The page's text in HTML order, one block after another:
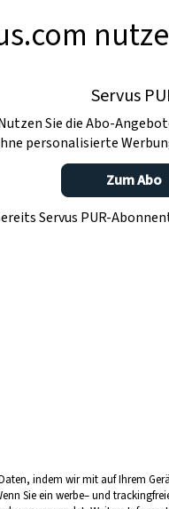
Enden befreit
Servus
Sie die Abo-
personalisierte
Zum Abo
Servus PUR-
indem wir mit auf Ihrem
Sie ein werbe– und